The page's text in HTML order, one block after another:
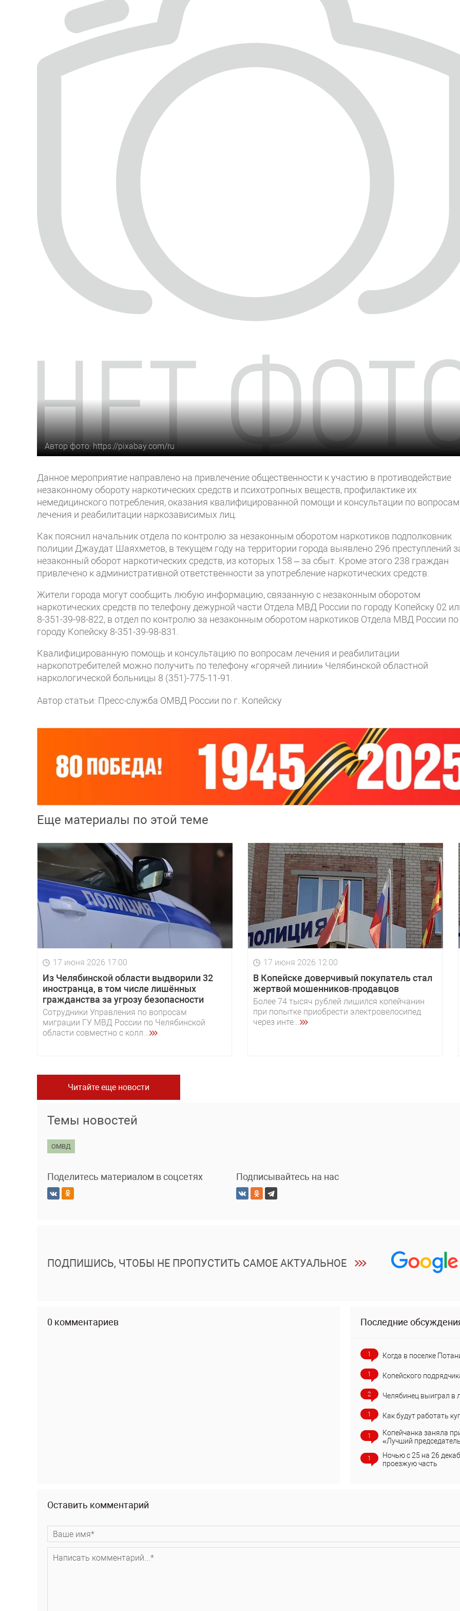
Автор фото: https://pixabay.com/ru
Данное мероприятие направлено на привлечение общественности к участию в противодействие
незаконному обороту наркотических средств и психотропных веществ, профилактике их
немедицинского потребления, оказания квалифицированной помощи и консультации по вопросам
лечения и реабилитации наркозависимых лиц.
Как пояснил начальник отдела по контролю за незаконным оборотом наркотиков подполковник
полиции Джаудат Шаяхметов, в текущем году на территории города выявлено 296 преступлений
незаконный оборот наркотических средств, из которых 158 – за сбыт. Кроме этого 238 граждан
привлечено к административной ответственности за употребление наркотических средств.
Жители города могут сообщить любую информацию, связанную с незаконным оборотом
наркотических средств по телефону дежурной части Отдела МВД России по городу Копейску 02
8-351-39-98-822, в отдел по контролю за незаконным оборотом наркотиков Отдела МВД России по
городу Копейску 8-351-39-98-831.
Квалифицированную помощь и консультацию по вопросам лечения и реабилитации
наркопотребителей можно получить по телефону «горячей линии» Челябинской областной
наркологической больницы 8 (351)-775-11-91.
Автор статьи: Пресс-служба ОМВД России по г. Копейску
Еще материалы по этой теме
17 июня 2026 17:00
Из Челябинской области выдворили 32
иностранца, в том числе лишённых
гражданства за угрозу безопасности
Сотрудники Управления по вопросам
миграции ГУ МВД России по Челябинской
области совместно с колл...
17 июня 2026 12:00
В Копейске доверчивый покупатель стал
жертвой мошенников‑продавцов
Более 74 тысяч рублей лишился копейчанин
при попытке приобрести электровелосипед
через инте...
Читайте еще новости
Темы новостей
ОМВД
Поделитесь материалом в соцсетях Подписывайтесь на нас
ПОДПИШИСЬ, ЧТОБЫ НЕ ПРОПУСТИТЬ САМОЕ АКТУАЛЬНОЕ
0 комментариев Последние
1 Когда в поселке
1 Копейского
2 Челябинец выиграл в
1 Как будут работать
1
Копейчанка заняла
«Лучший
1
Ночью с 25 на 26
проезжую часть
Оставить комментарий